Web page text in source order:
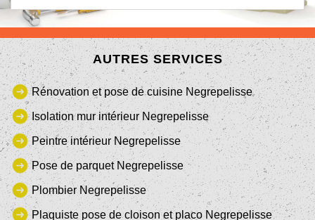
AUTRES SERVICES
Rénovation et pose de cuisine Negrepelisse
Isolation mur intérieur Negrepelisse
Peintre intérieur Negrepelisse
Pose de parquet Negrepelisse
Plombier Negrepelisse
Plaquiste pose de cloison et placo Negrepelisse